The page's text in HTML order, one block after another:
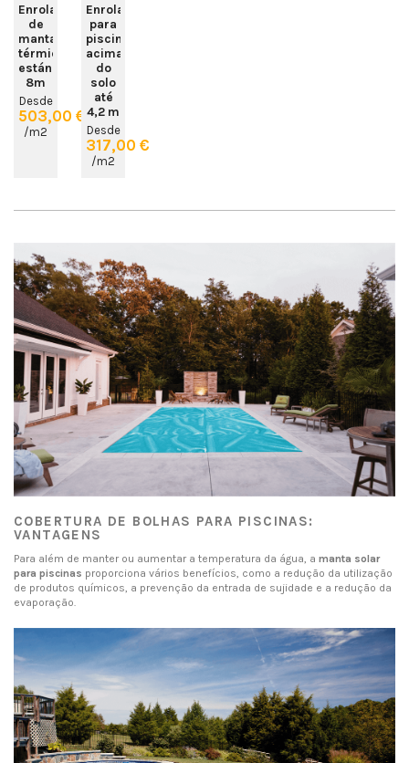
Enrolador
de
manta
térmica
estándar
8m
Desde
503,00 €
/m2
Enrolador
para
piscinas
acima
do
solo
até
4,2 m
Desde
317,00 €
/m2
COBERTURA DE BOLHAS PARA PISCINAS:
VANTAGENS
Para além de manter ou aumentar a temperatura da água, a manta solar
para piscinas proporciona vários benefícios, como a redução da utilização
de produtos químicos, a prevenção da entrada de sujidade e a redução da
evaporação.